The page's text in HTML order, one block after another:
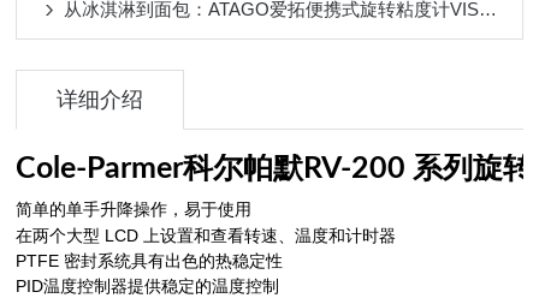
从冰淇淋到面包：ATAGO爱拓便携式旋转粘度计VISCO™如何把关CMC质构？
详细介绍
Cole-Parmer科尔帕默RV-200 系列旋
简单的单手升降操作，易于使用
在两个大型 LCD 上设置和查看转速、温度和计时器
PTFE 密封系统具有出色的热稳定性
PID温度控制器提供稳定的温度控制